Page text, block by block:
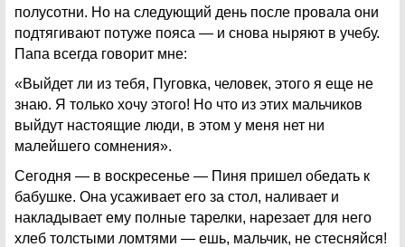
полусотни. Но на следующий день после провала они
подтягивают потуже пояса — и снова ныряют в учебу.
Папа всегда говорит мне:
«Выйдет ли из тебя, Пуговка, человек, этого я еще не
знаю. Я только хочу этого! Но что из этих мальчиков
выйдут настоящие люди, в этом у меня нет ни
малейшего сомнения».
Сегодня — в воскресенье — Пиня пришел обедать к
бабушке. Она усаживает его за стол, наливает и
накладывает ему полные тарелки, нарезает для него
хлеб толстыми ломтями — ешь, мальчик, не стесняйся!